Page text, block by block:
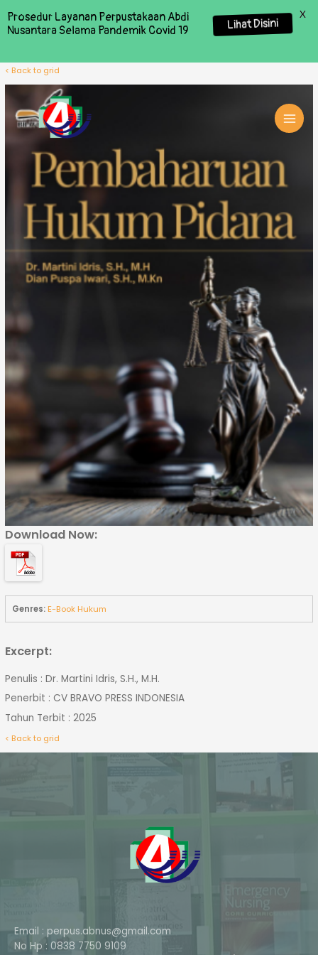
< Back to grid
Download Now:
Genres:E-Book Hukum
Excerpt:
Penulis : Dr. Martini Idris, S.H., M.H.
Penerbit : CV BRAVO PRESS INDONESIA
Tahun Terbit : 2025
< Back to grid
Email : perpus.abnus@gmail.com
No Hp : 0838 7750 9109
Prosedur Layanan Perpustakaan Abdi
Nusantara Selama Pandemik Covid 19
Lihat Disini
X